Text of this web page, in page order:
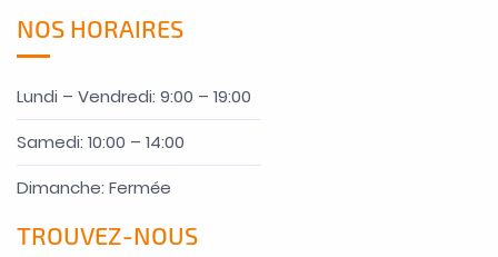
NOS HORAIRES
Lundi – Vendredi: 9:00 – 19:00
Samedi: 10:00 – 14:00
Dimanche: Fermée
TROUVEZ-NOUS